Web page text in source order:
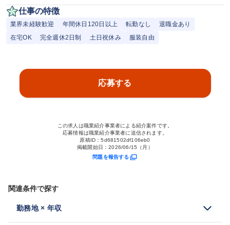
仕事の特徴
業界未経験歓迎 年間休日120日以上 転勤なし
退職金あり
在宅OK
完全週休2日制 土日祝休み 服装自由
応募する
この求人は職業紹介事業者による紹介案件です。
応募情報は職業紹介事業者に送信されます。
原稿ID：5d681502df106eb0
掲載開始日：2026/06/15（月）
問題を報告する
関連条件で探す
勤務地 × 年収